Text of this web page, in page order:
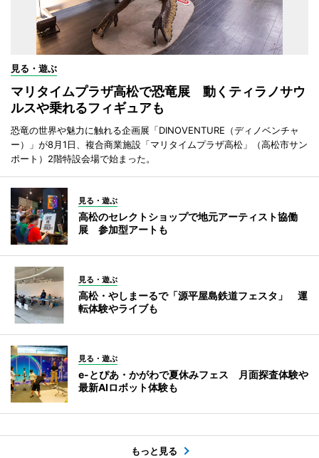
見る・遊ぶ
マリタイムプラザ高松で恐竜展 動くティラノサウ
ルスや乗れるフィギュアも
恐竜の世界や魅力に触れる企画展「DINOVENTURE（ディノベンチャ
ー）」が8月1日、複合商業施設「マリタイムプラザ高松」（高松市サン
ポート）2階特設会場で始まった。
見る・遊ぶ
高松のセレクトショップで地元アーティスト協働
展 参加型アートも
見る・遊ぶ
高松・やしまーるで「源平屋島鉄道フェスタ」 運
転体験やライブも
見る・遊ぶ
e-とぴあ・かがわで夏休みフェス 月面探査体験や
最新AIロボット体験も
もっと見る